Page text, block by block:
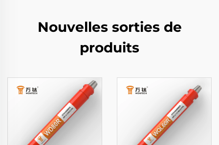
Nouvelles sorties de
produits